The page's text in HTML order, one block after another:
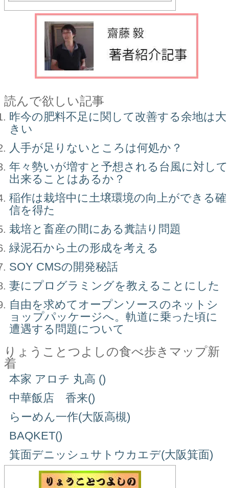
読んで欲しい記事
昨今の肥料不足に関して改善する余地は大
きい
人手が足りないところは何処か？
年々勢いが増すと予想される台風に対して
出来ることはあるか？
稲作は栽培中に土壌環境の向上ができる確
信を得た
栽培と畜産の間にある糞詰り問題
緑泥石から土の形成を考える
SOY CMSの開発秘話
妻にプログラミングを教えることにした
自由を求めてオープンソースのネットシ
ョップパッケージへ。軌道に乗った頃に
遭遇する問題について
りょうことつよしの食べ歩きマップ新
着
本家 アロチ 丸高 ()
中華飯店 香来()
らーめん一作(大阪高槻)
BAQKET()
箕面デニッシュサトウカエデ(大阪箕面)